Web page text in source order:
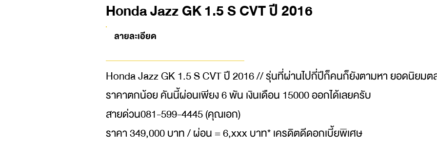
Honda Jazz GK 1.5 S CVT ปี 2016
ลายละเอียด
Honda Jazz GK 1.5 S CVT ปี 2016 // รุ่นที่ผ่านไปกี่ปีก็คนก็ยังตามหา ยอดนิยม
ราคาตกน้อย คันนี้ผ่อนเพียง 6 พัน เงินเดือน 15000 ออกได้เลยครับ
สายด่วน081-599-4445 (คุณเอก)
ราคา 349,000 บาท / ผ่อน = 6,xxx บาท* เครดิตดีดอกเบี้ยพิเศษ